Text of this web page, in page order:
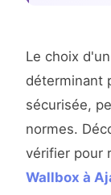
Le choix
déterminant
sécurisée,
normes.
vérifier pour
Wallbox à